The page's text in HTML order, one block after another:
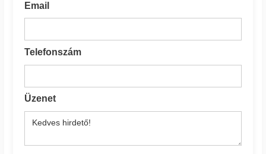
Email
Telefonszám
Üzenet